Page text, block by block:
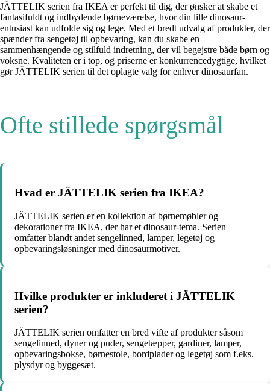
JÄTTELIK serien fra IKEA er perfekt til dig, der ønsker at skabe et
fantasifuldt og indbydende børneværelse, hvor din lille dinosaur-
entusiast kan udfolde sig og lege. Med et bredt udvalg af produkter, der
spænder fra sengetøj til opbevaring, kan du skabe en
sammenhængende og stilfuld indretning, der vil begejstre både børn og
voksne. Kvaliteten er i top, og priserne er konkurrencedygtige, hvilket
gør JÄTTELIK serien til det oplagte valg for enhver dinosaurfan.
Ofte stillede spørgsmål
Hvad er JÄTTELIK serien fra IKEA?
JÄTTELIK serien er en kollektion af børnemøbler og
dekorationer fra IKEA, der har et dinosaur-tema. Serien
omfatter blandt andet sengelinned, lamper, legetøj og
opbevaringsløsninger med dinosaurmotiver.
Hvilke produkter er inkluderet i JÄTTELIK
serien?
JÄTTELIK serien omfatter en bred vifte af produkter såsom
sengelinned, dyner og puder, sengetæpper, gardiner, lamper,
opbevaringsbokse, børnestole, bordplader og legetøj som f.eks.
plysdyr og byggesæt.